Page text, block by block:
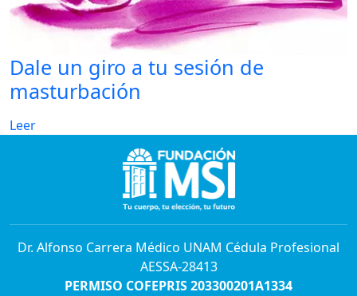
Dale un giro a tu sesión de
masturbación
Leer
Dr. Alfonso Carrera Médico UNAM Cédula Profesional
AESSA-28413
PERMISO COFEPRIS 203300201A1334